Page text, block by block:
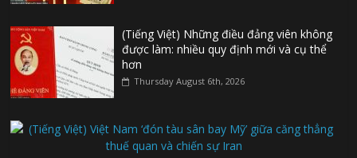
(Tiếng Việt) Những điều đảng viên không
được làm: nhiều quy định mới và cụ thể
hơn
Thursday August 6th, 2026